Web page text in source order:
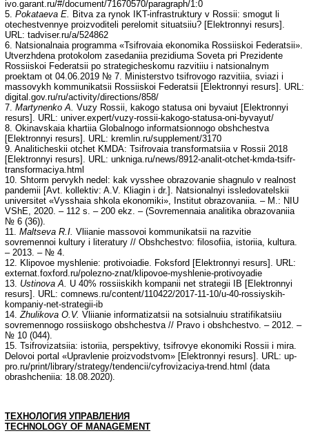
ivo.garant.ru/#/document/71670570/paragraph/1:0
5. Pokataeva E. Bitva za rynok IKT-infrastruktury v Rossii: smogut li
otechestvennye proizvoditeli perelomit situatsiiu? [Elektronnyi resurs].
URL: tadviser.ru/a/524862
6. Natsionalnaia programma «Tsifrovaia ekonomika Rossiiskoi Federatsii».
Utverzhdena protokolom zasedaniia prezidiuma Soveta pri Prezidente
Rossiiskoi Federatsii po strategicheskomu razvitiiu i natsionalnym
proektam ot 04.06.2019 № 7. Ministerstvo tsifrovogo razvitiia, sviazi i
massovykh kommunikatsii Rossiiskoi Federatsii [Elektronnyi resurs]. URL:
digital.gov.ru/ru/activity/directions/858/
7. Martynenko A. Vuzy Rossii, kakogo statusa oni byvaiut [Elektronnyi
resurs]. URL: univer.expert/vuzy-rossii-kakogo-statusa-oni-byvayut/
8. Okinavskaia khartiia Globalnogo informatsionnogo obshchestva
[Elektronnyi resurs]. URL: kremlin.ru/supplement/3170
9. Analiticheskii otchet KMDA: Tsifrovaia transformatsiia v Rossii 2018
[Elektronnyi resurs]. URL: unkniga.ru/news/8912-analit-otchet-kmda-tsifr-
transformaciya.html
10. Shtorm pervykh nedel: kak vysshee obrazovanie shagnulo v realnost
pandemii [Avt. kollektiv: A.V. Kliagin i dr.]. Natsionalnyi issledovatelskii
universitet «Vysshaia shkola ekonomiki», Institut obrazovaniia. – M.: NIU
VShE, 2020. – 112 s. – 200 ekz. – (Sovremennaia analitika obrazovaniia
№ 6 (36)).
11. Maltseva R.I. Vliianie massovoi kommunikatsii na razvitie
sovremennoi kultury i literatury // Obshchestvo: filosofiia, istoriia, kultura.
– 2013. – № 4.
12. Klipovoe myshlenie: protivoiadie. Foksford [Elektronnyi resurs]. URL:
externat.foxford.ru/polezno-znat/klipovoe-myshlenie-protivoyadie
13. Ustinova A. U 40% rossiiskikh kompanii net strategii IB [Elektronnyi
resurs]. URL: comnews.ru/content/110422/2017-11-10/u-40-rossiyskih-
kompaniy-net-strategii-ib
14. Zhulikova O.V. Vliianie informatizatsii na sotsialnuiu stratifikatsiiu
sovremennogo rossiiskogo obshchestva // Pravo i obshchestvo. – 2012. –
№ 10 (044).
15. Tsifrovizatsiia: istoriia, perspektivy, tsifrovye ekonomiki Rossii i mira.
Delovoi portal «Upravlenie proizvodstvom» [Elektronnyi resurs]. URL: up-
pro.ru/print/library/strategy/tendencii/cyfrovizaciya-trend.html (data
obrashcheniia: 18.08.2020).
ТЕХНОЛОГИЯ УПРАВЛЕНИЯ
TECHNOLOGY OF MANAGEMENT